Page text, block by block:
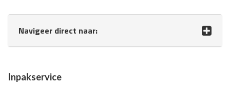
Navigeer direct naar:
Inpakservice